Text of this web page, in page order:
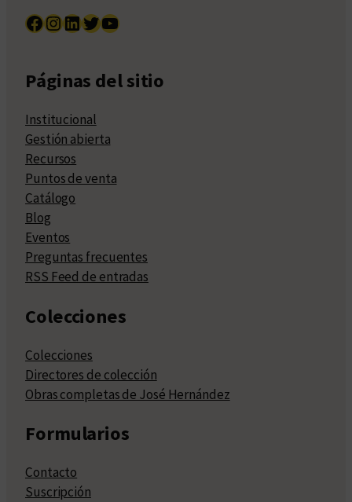
Facebook InstagramLinkedIn Twitter YouTube
Páginas del sitio
Institucional
Gestión abierta
Recursos
Puntos de venta
Catálogo
Blog
Eventos
Preguntas frecuentes
RSS Feed de entradas
Colecciones
Colecciones
Directores de colección
Obras completas de José Hernández
Formularios
Contacto
Suscripción